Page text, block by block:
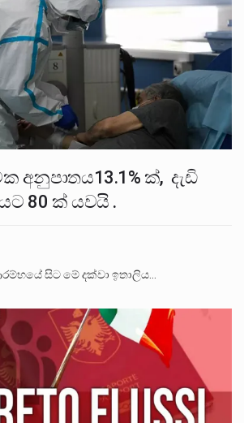
අනුපාතය13.1% ක්, දැඩි
80 ක් යවයි .
සිට මේ දක්වා ඉතාලිය…